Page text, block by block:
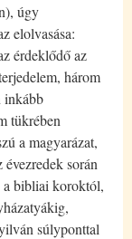
úgy
elolvasása:
érdeklődő az
három
inkább
tükrében
a magyarázat,
során
a bibliai koroktól,
súlyponttal